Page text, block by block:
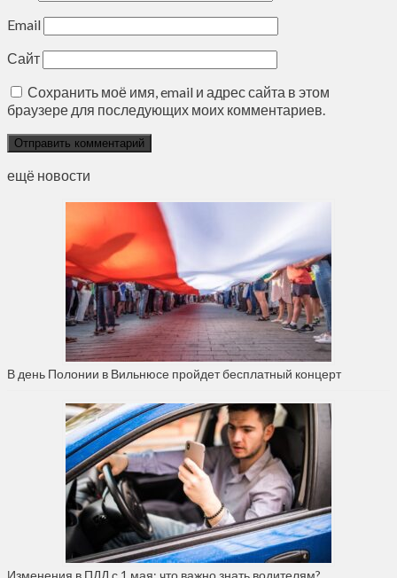
Email
Сайт
Сохранить моё имя, email и адрес сайта в этом
браузере для последующих моих комментариев.
ещё новости
В день Полонии в Вильнюсе пройдет бесплатный концерт
Изменения в ПДД с 1 мая: что важно знать водителям?